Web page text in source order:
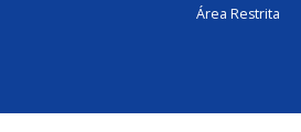
Área Restrita